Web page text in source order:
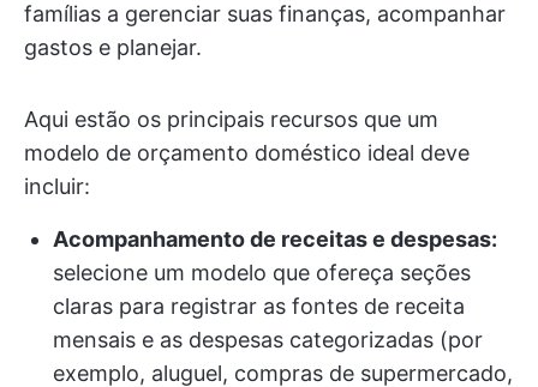
famílias a gerenciar suas finanças, acompanhar
gastos e planejar.
Aqui estão os principais recursos que um
modelo de orçamento doméstico ideal deve
incluir:
Acompanhamento de receitas e despesas:
selecione um modelo que ofereça seções
claras para registrar as fontes de receita
mensais e as despesas categorizadas (por
exemplo, aluguel, compras de supermercado,